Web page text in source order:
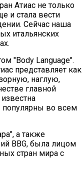
Атиас не только
и стала вести
Сейчас наша
итальянских
"Body Language".
представляет как
наглую,
главной
популярны во всем
а также
BBG, была лицом
стран мира с